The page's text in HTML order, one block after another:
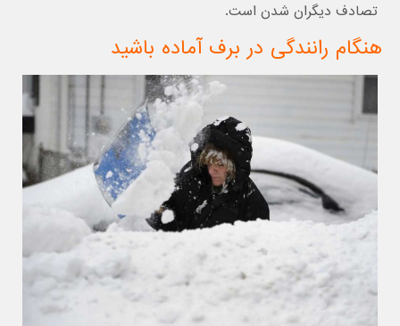
تصادف دیگران شدن است.
هنگام رانندگی در برف آماده باشید